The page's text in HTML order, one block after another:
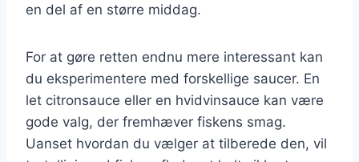
en del af en større middag.
For at gøre retten endnu mere interessant kan
du eksperimentere med forskellige saucer. En
let citronsauce eller en hvidvinsauce kan være
gode valg, der fremhæver fiskens smag.
Uanset hvordan du vælger at tilberede den, vil